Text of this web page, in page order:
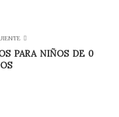
PARA NIÑOS DE 0